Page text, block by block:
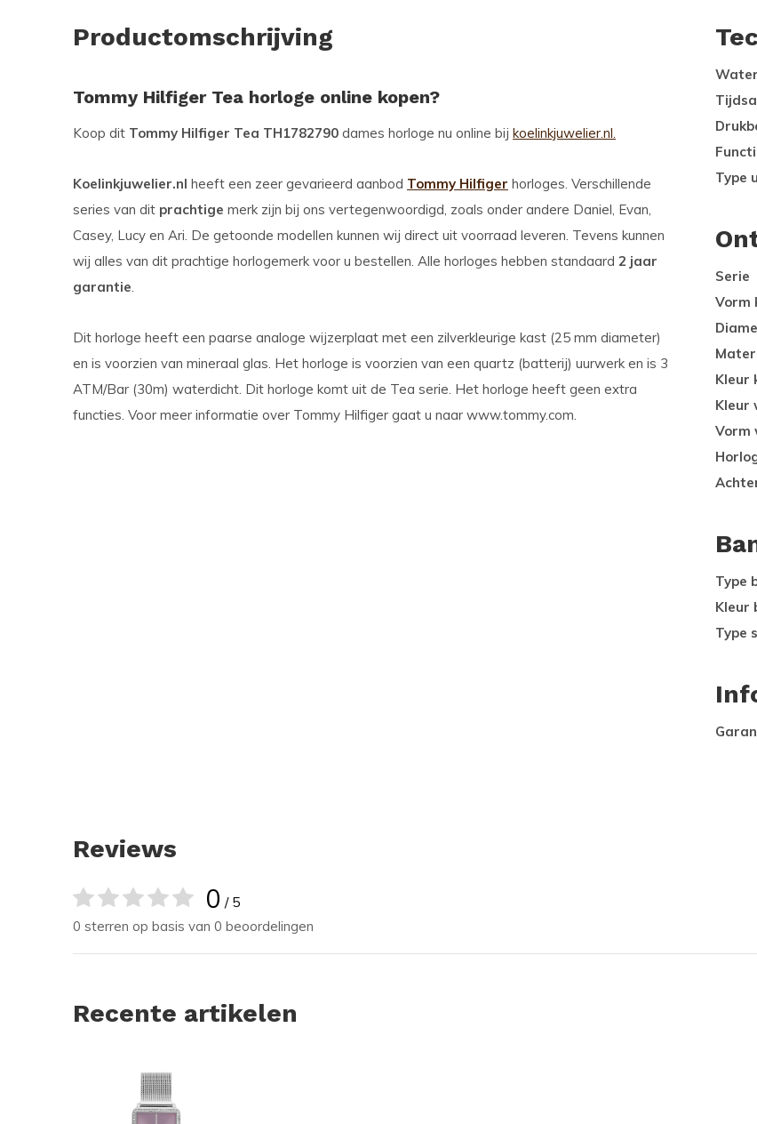
Productomschrijving
Tommy Hilfiger Tea horloge online kopen?
Koop dit Tommy Hilfiger Tea TH1782790 dames horloge nu online bij koelinkjuwelier.nl.
Koelinkjuwelier.nl heeft een zeer gevarieerd aanbod Tommy Hilfiger horloges. Verschillende
series van dit prachtige merk zijn bij ons vertegenwoordigd, zoals onder andere Daniel, Evan,
Casey, Lucy en Ari. De getoonde modellen kunnen wij direct uit voorraad leveren. Tevens kunnen
wij alles van dit prachtige horlogemerk voor u bestellen. Alle horloges hebben standaard 2 jaar
garantie.
Dit horloge heeft een paarse analoge wijzerplaat met een zilverkleurige kast (25 mm diameter)
en is voorzien van mineraal glas. Het horloge is voorzien van een quartz (batterij) uurwerk en is 3
ATM/Bar (30m) waterdicht. Dit horloge komt uit de Tea serie. Het horloge heeft geen extra
functies. Voor meer informatie over Tommy Hilfiger gaat u naar www.tommy.com.
Type
Serie
Vorm
Kleur
Kleur
Vorm
Type
Kleur
Type
Reviews
0 / 5
0 sterren op basis van 0 beoordelingen
Recente artikelen